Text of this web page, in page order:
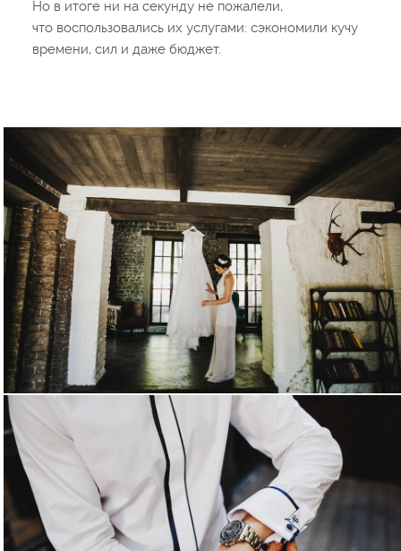
Но в итоге ни на секунду не пожалели,
что воспользовались их услугами: сэкономили кучу
времени, сил и даже бюджет.